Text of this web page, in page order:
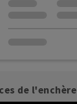
de l'enchère